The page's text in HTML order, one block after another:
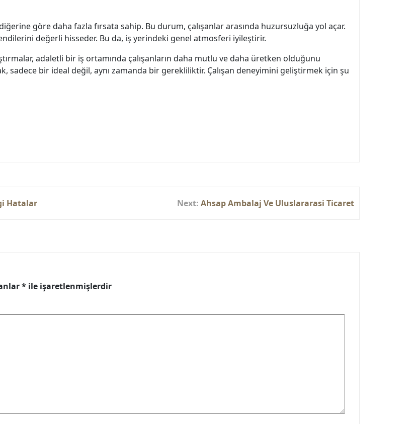
göre daha fazla fırsata sahip. Bu durum, çalışanlar arasında huzursuzluğa yol açar.
değerli hisseder. Bu da, iş yerindeki genel atmosferi iyileştirir.
adaletli bir iş ortamında çalışanların daha mutlu ve daha üretken olduğunu
sadece bir ideal değil, aynı zamanda bir gerekliliktir. Çalışan deneyimini geliştirmek için şu
Hatalar Next: Ahsap Ambalaj Ve Uluslararasi Ticaret
* ile işaretlenmişlerdir